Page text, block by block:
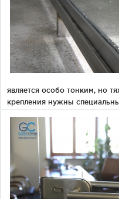
является особо тонким, но
крепления нужны